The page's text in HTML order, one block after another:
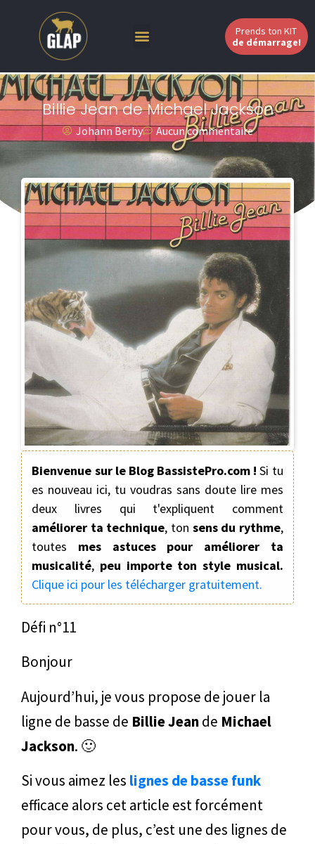
Prends ton KIT
de démarrage!
Billie Jean de Michael Jackson
Johann Berby Aucun commentaire
Bienvenue sur le Blog BassistePro.com ! Si tu
es nouveau ici, tu voudras sans doute lire mes
deux livres qui t'expliquent comment
améliorer ta technique, ton sens du rythme,
toutes mes astuces pour améliorer ta
musicalité, peu importe ton style musical.
Clique ici pour les télécharger gratuitement.
Défi n°11
Bonjour
Aujourd’hui, je vous propose de jouer la
ligne de basse de Billie Jeande Michael
Jackson. 🙂
Si vous aimez les lignes de basse funk
efficace alors cet article est forcément
pour vous, de plus, c’est une des lignes de